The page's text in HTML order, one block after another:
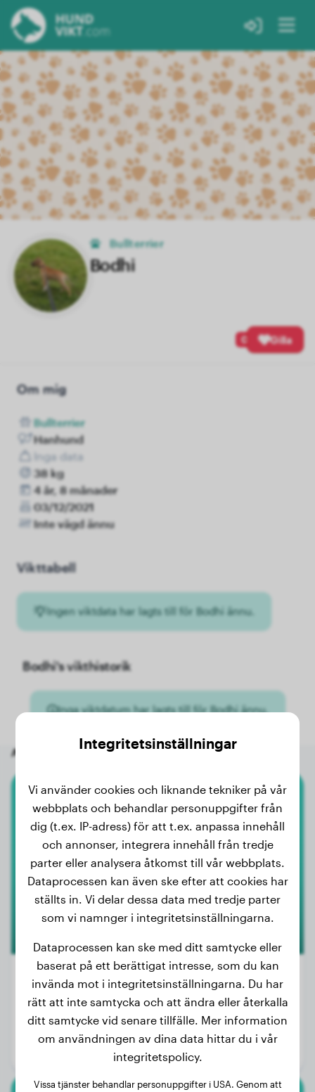
Bullterrier
Bodhi
0 Gilla
Om mig
Bullterrier
Hanhund
Inga data
38 kg
4 år, 8 månader
03/12/2021
Inte vägd ännu
Vikttabell
Ingen viktdata har lagts till för Bodhi ännu.
Bodhi's vikthistorik
Inga viktdatum har lagts till för Bodhi ännu.
Andra slumpmässiga hundar
Chow Chow
B-Kokayi
Vikt:
25 kg
4 år, 3 månader
Integritetsinställningar
Vi använder cookies och liknande tekniker på vår
webbplats och behandlar personuppgifter från
dig (t.ex. IP-adress) för att t.ex. anpassa innehåll
och annonser, integrera innehåll från tredje
parter eller analysera åtkomst till vår webbplats.
Dataprocessen kan även ske efter att cookies har
ställts in. Vi delar dessa data med tredje parter
som vi namnger i integritetsinställningarna.
Dataprocessen kan ske med ditt samtycke eller
baserat på ett berättigat intresse, som du kan
invända mot i integritetsinställningarna. Du har
rätt att inte samtycka och att ändra eller återkalla
ditt samtycke vid senare tillfälle. Mer information
om användningen av dina data hittar du i vår
integritetspolicy.
Vissa tjänster behandlar personuppgifter i USA. Genom att